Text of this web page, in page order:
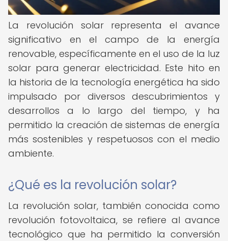
La revolución solar representa el avance
significativo en el campo de la energía
renovable, específicamente en el uso de la luz
solar para generar electricidad. Este hito en
la historia de la tecnología energética ha sido
impulsado por diversos descubrimientos y
desarrollos a lo largo del tiempo, y ha
permitido la creación de sistemas de energía
más sostenibles y respetuosos con el medio
ambiente.
¿Qué es la revolución solar?
La revolución solar, también conocida como
revolución fotovoltaica, se refiere al avance
tecnológico que ha permitido la conversión